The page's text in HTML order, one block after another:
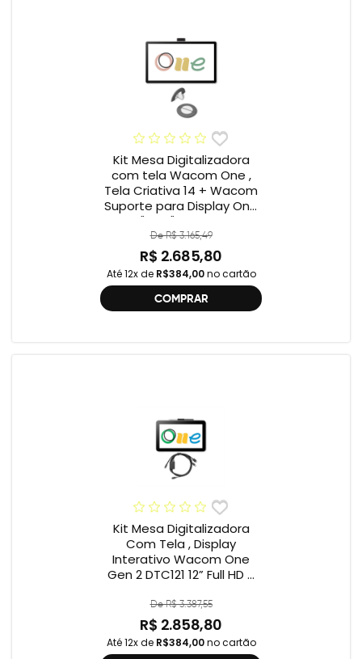
Kit Mesa Digitalizadora
com tela Wacom One ,
Tela Criativa 14 + Wacom
Suporte para Display One
12" e 13" ACK649Z
De R$ 3.165,49
R$ 2.685,80
Até 12x de R$384,00no cartão
COMPRAR
Kit Mesa Digitalizadora
Com Tela , Display
Interativo Wacom One
Gen 2 DTC121 12” Full HD +
geração , DTC121 ,
DTH134W,
De R$ 3.387,55
R$ 2.858,80
Até 12x de R$384,00no cartão